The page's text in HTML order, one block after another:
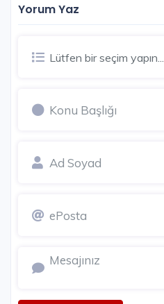
Yorum Yaz
Lütfen bir seçim yapın...